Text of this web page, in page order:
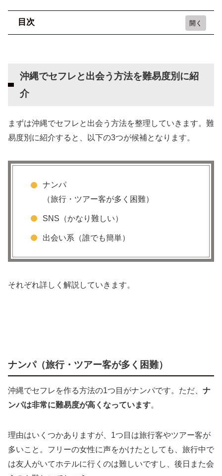
目次
沖縄でセフレを作るなら出会い系がおすすめな
理由
トラブルになりにくい【安全】
近所で簡単に探せる
若い人でも熟女・人妻でも好みの女性がすぐに見つ
かる（外国人もいる）
沖縄でセックスフレンドが探せるおすすめの出
ハッピーメール
トビラの会
まる掲示板【セフレ募集掲示板】
出会い系でセフレを見つけて沖縄で即日セック
スするまでの流れ
沖縄でセフレと出会う方法を難易度別に紹
介
まずは沖縄でセフレと出会う方法を整理していきます。難
易度別に紹介すると、以下の3つが候補となります。
ナンパ
（旅行・ツアー客が多く困難）
SNS（かなり難しい）
出会い系（誰でも簡単）
それぞれ詳しく解説していきます。
ナンパ（旅行・ツアー客が多く困難）
沖縄でセフレを作る方法の1つ目がナンパです。ただ、 ナ
ンパは非常に難易度が高くなっています。
理由はいくつかありますが、1つ目は旅行客やツアー客が
多いこと。フリーの女性に声をかけたとしても、旅行中で
は友人がいてホテルに行くのは難しいですし、後日また会